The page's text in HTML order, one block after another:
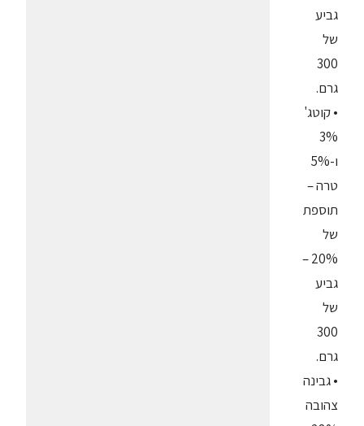
גביע
של
300
גרם.
• קוטג'
3%
ו-5%
טרה –
תוספת
של
20% –
גביע
של
300
גרם.
• גבינה
צהובה